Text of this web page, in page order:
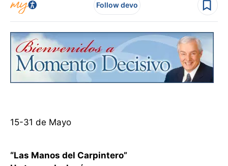
Follow devo
15-31 de Mayo
“Las Manos del Carpintero”